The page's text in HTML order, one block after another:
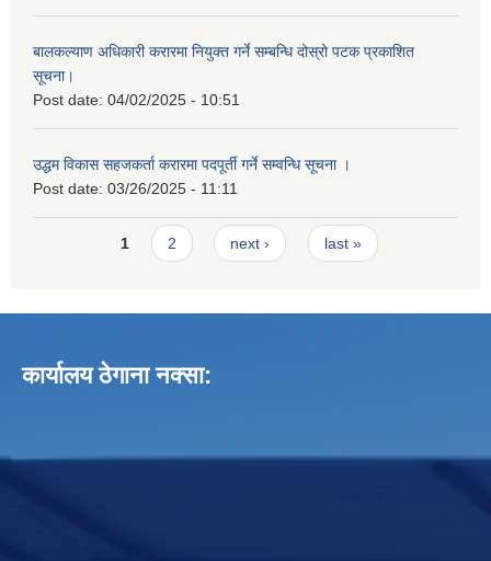
बालकल्याण अधिकारी करारमा नियुक्त गर्ने सम्बन्धि दोस्रो पटक प्रकाशित
सूचना।
Post date: 04/02/2025 - 10:51
उद्धम विकास सहजकर्ता करारमा पदपूर्ती गर्ने सम्वन्धि सूचना ।
Post date: 03/26/2025 - 11:11
Pages1 2 next › last »
कार्यालय ठेगाना नक्सा: